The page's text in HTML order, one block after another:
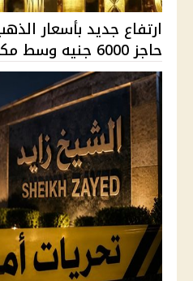
حاجز 6000 جنيه وسط مكاسب ع...